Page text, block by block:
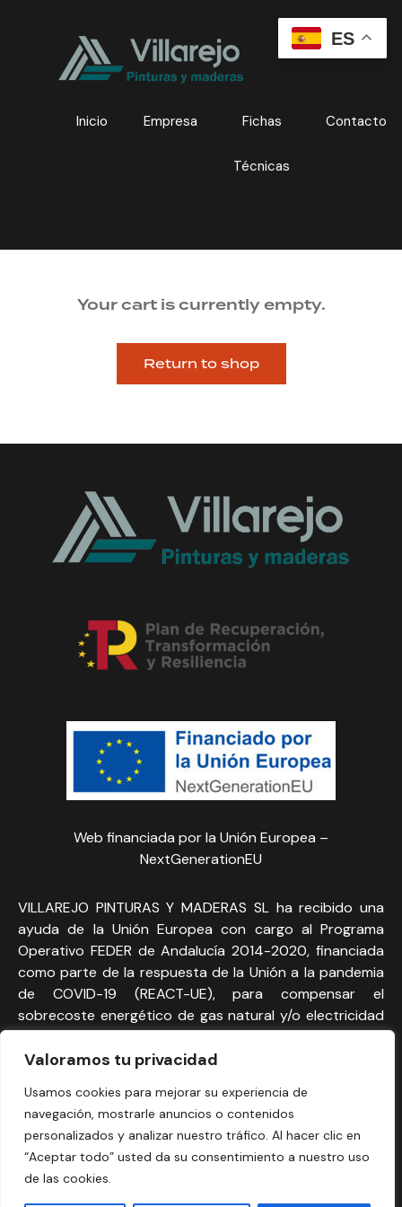
Valoramos tu privacidad
Usamos cookies para mejorar su experiencia de
navegación, mostrarle anuncios o contenidos
personalizados y analizar nuestro tráfico. Al hacer clic en
“Aceptar todo” usted da su consentimiento a nuestro uso
de las cookies.
Inicio Empresa Fichas
Técnicas
Contacto
Your cart is currently empty.
Return to shop
Web financiada por la Unión Europea –
NextGenerationEU
VILLAREJO PINTURAS Y MADERAS SL ha recibido una
ayuda de la Unión Europea con cargo al Programa
Operativo FEDER de Andalucía 2014-2020, financiada
como parte de la respuesta de la Unión a la pandemia
de COVID-19 (REACT-UE), para compensar el
sobrecoste energético de gas natural y/o electricidad
incremento de los precios del gas natural y la
agresión de Rusia contra Ucrania.
Almacenes Villarejo© 2026. Todos los derechos
Aviso Legal|Política de privacidad|Política de Cookies
ES